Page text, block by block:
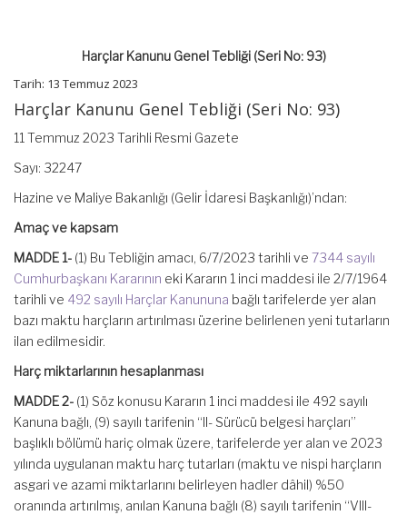
Harçlar Kanunu Genel Tebliği (Seri No: 93)
Tarih: 13 Temmuz 2023
Harçlar Kanunu Genel Tebliği (Seri No: 93)
11 Temmuz 2023 Tarihli Resmi Gazete
Sayı: 32247
Hazine ve Maliye Bakanlığı (Gelir İdaresi Başkanlığı)’ndan:
Amaç ve kapsam
MADDE 1- (1) Bu Tebliğin amacı, 6/7/2023 tarihli ve 7344 sayılı
Cumhurbaşkanı Kararının eki Kararın 1 inci maddesi ile 2/7/1964
tarihli ve 492 sayılı Harçlar Kanununa bağlı tarifelerde yer alan
bazı maktu harçların artırılması üzerine belirlenen yeni tutarların
ilan edilmesidir.
Harç miktarlarının hesaplanması
MADDE 2- (1) Söz konusu Kararın 1 inci maddesi ile 492 sayılı
Kanuna bağlı, (9) sayılı tarifenin “II- Sürücü belgesi harçları”
başlıklı bölümü hariç olmak üzere, tarifelerde yer alan ve 2023
yılında uygulanan maktu harç tutarları (maktu ve nispi harçların
asgari ve azami miktarlarını belirleyen hadler dâhil) %50
oranında artırılmış, anılan Kanuna bağlı (8) sayılı tarifenin “VIII-